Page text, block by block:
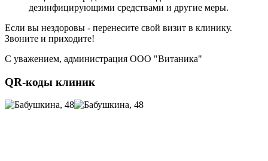
дезинфицирующими средствами и другие меры.
Если вы нездоровы - перенесите свой визит в клинику.
Звоните и приходите!
С уважением, администрация ООО "Витаника"
QR-коды клиник